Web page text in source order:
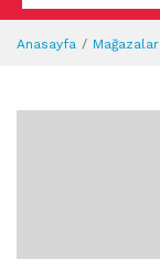
Anasayfa Mağazalar